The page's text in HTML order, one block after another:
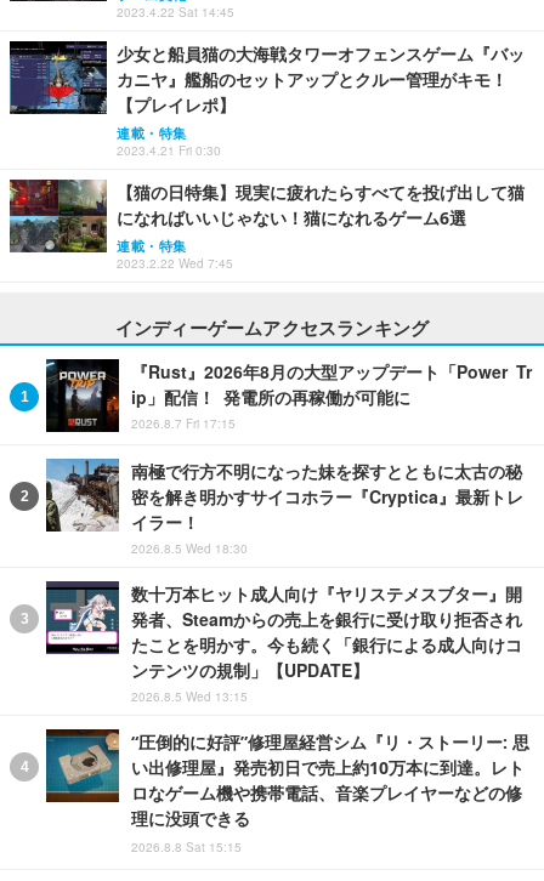
2023.4.22 Sat 14:45
少女と船員猫の大海戦タワーオフェンスゲーム『バッ
カニヤ』艦船のセットアップとクルー管理がキモ！
【プレイレポ】
連載・特集
2023.4.21 Fri 0:30
【猫の日特集】現実に疲れたらすべてを投げ出して猫
になればいいじゃない！猫になれるゲーム6選
連載・特集
2023.2.22 Wed 7:45
インディーゲームアクセスランキング
『Rust』2026年8月の大型アップデート「Power Tr
ip」配信！ 発電所の再稼働が可能に
2026.8.7 Fri 17:15
南極で行方不明になった妹を探すとともに太古の秘
密を解き明かすサイコホラー『Cryptica』最新トレ
イラー！
2026.8.5 Wed 18:30
数十万本ヒット成人向け『ヤリステメスブター』開
発者、Steamからの売上を銀行に受け取り拒否され
たことを明かす。今も続く「銀行による成人向けコ
ンテンツの規制」【UPDATE】
2026.8.5 Wed 13:15
“圧倒的に好評”修理屋経営シム『リ・ストーリー: 思
い出修理屋』発売初日で売上約10万本に到達。レト
ロなゲーム機や携帯電話、音楽プレイヤーなどの修
理に没頭できる
2026.8.8 Sat 15:15